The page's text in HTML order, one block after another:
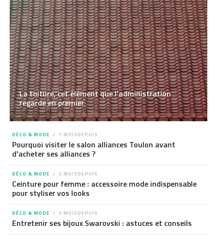
La toiture, cet élément que l’administration
regarde en premier
DÉCO & MODE 1 MOISDEPUIS
Pourquoi visiter le salon alliances Toulon avant
d’acheter ses alliances ?
DÉCO & MODE 3 MOISDEPUIS
Ceinture pour femme : accessoire mode indispensable
pour styliser vos looks
DÉCO & MODE 3 MOISDEPUIS
Entretenir ses bijoux Swarovski : astuces et conseils